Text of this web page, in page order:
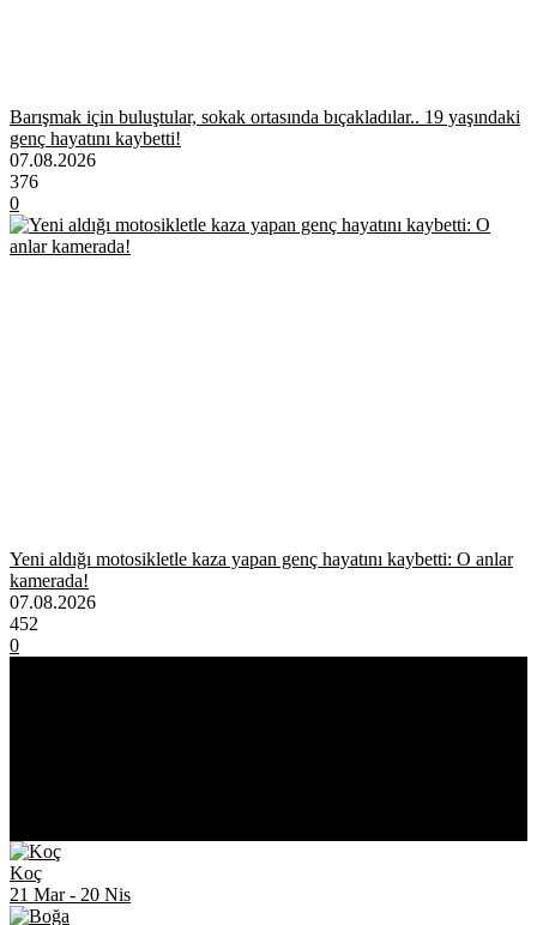
Barışmak için buluştular, sokak ortasında bıçakladılar.. 19 yaşındaki
genç hayatını kaybetti!
07.08.2026
376
0
Yeni aldığı motosikletle kaza yapan genç hayatını kaybetti: O anlar
kamerada!
07.08.2026
452
0
Koç
21 Mar- 20 Nis